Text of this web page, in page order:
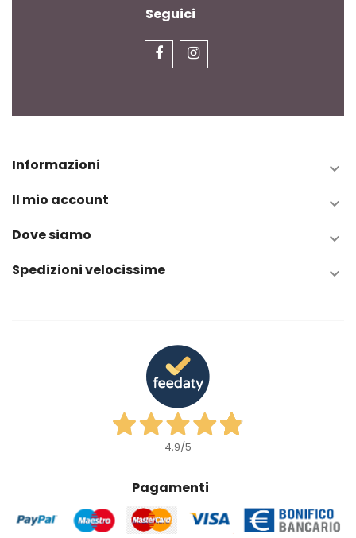
Seguici
Informazioni 
Il mio account 
Dove siamo 
Spedizioni velocissime 
4,9/5
Pagamenti